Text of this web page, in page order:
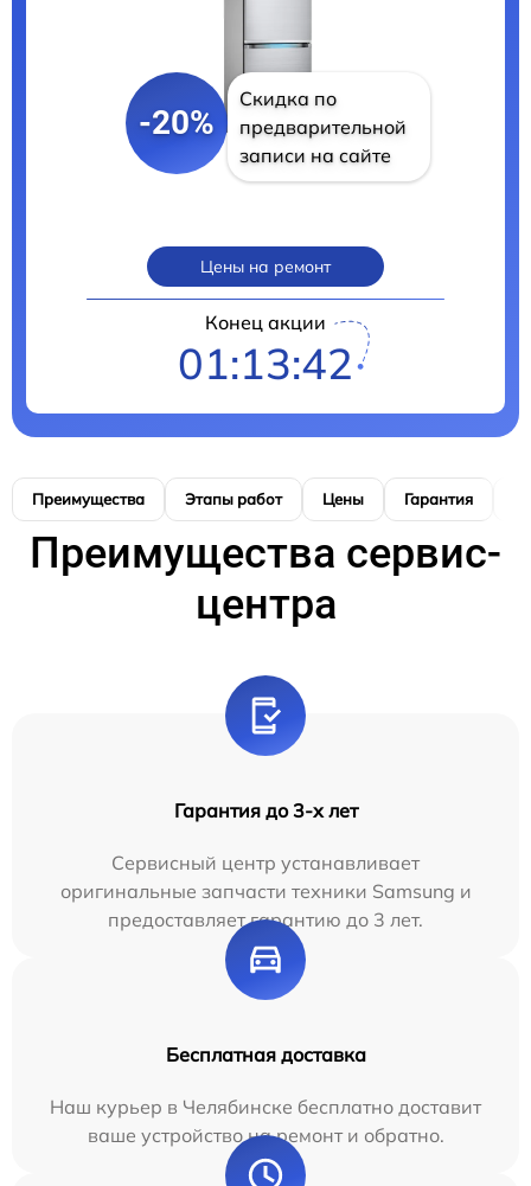
-20%
Скидка по
предварительной
записи на сайте
Цены на ремонт
Конец акции
01:13:40
Преимущества Этапы работ Цены Гарантия
Преимущества сервис-
центра
Гарантия до 3-х лет
Сервисный центр устанавливает
оригинальные запчасти техники Samsung и
предоставляет гарантию до 3 лет.
Бесплатная доставка
Наш курьер в Челябинске бесплатно доставит
ваше устройство на ремонт и обратно.